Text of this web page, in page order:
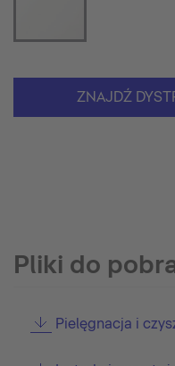
ZNAJDŹ
Pliki do
Pielęgnacja i